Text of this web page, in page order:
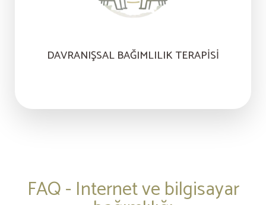
DAVRANIŞSAL BAĞIMLILIK TERAPISI
FAQ - Internet ve bilgisayar